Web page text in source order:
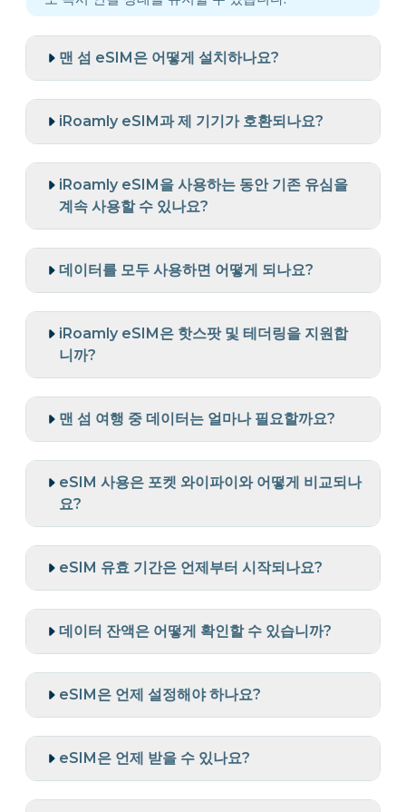
맨 섬 eSIM은 어떻게 설치하나요?
iRoamly eSIM과 제 기기가 호환되나요?
iRoamly eSIM을 사용하는 동안 기존 유심을
계속 사용할 수 있나요?
데이터를 모두 사용하면 어떻게 되나요?
iRoamly eSIM은 핫스팟 및 테더링을 지원합
니까?
맨 섬 여행 중 데이터는 얼마나 필요할까요?
eSIM 사용은 포켓 와이파이와 어떻게 비교되나
요?
eSIM 유효 기간은 언제부터 시작되나요?
데이터 잔액은 어떻게 확인할 수 있습니까?
eSIM은 언제 설정해야 하나요?
eSIM은 언제 받을 수 있나요?